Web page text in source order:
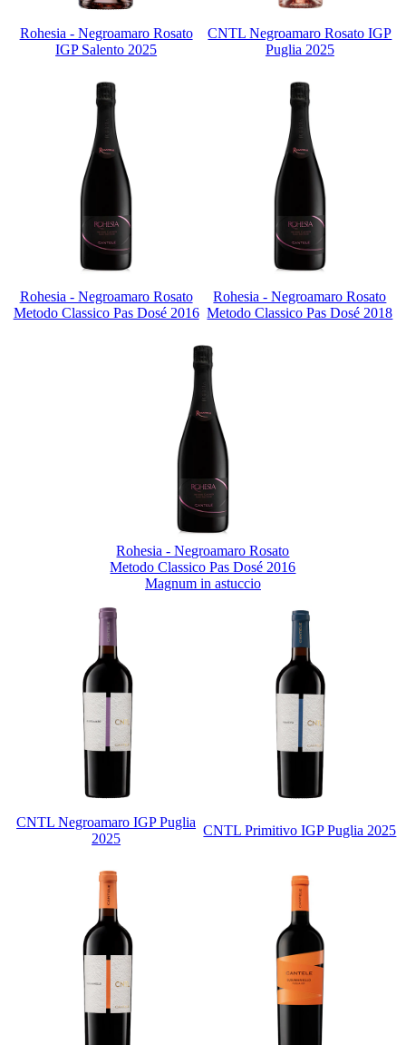
Rohesia - Negroamaro Rosato
IGP Salento 2025
CNTL Negroamaro Rosato IGP
Puglia 2025
Rohesia - Negroamaro Rosato
Metodo Classico Pas Dosé 2016
Rohesia - Negroamaro Rosato
Metodo Classico Pas Dosé 2018
Rohesia - Negroamaro Rosato
Metodo Classico Pas Dosé 2016
Magnum in astuccio
CNTL Negroamaro IGP Puglia
2025
CNTL Primitivo IGP Puglia 2025